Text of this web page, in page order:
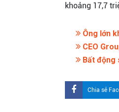
khoảng 17,7
Ông lớn
CEO
Bất động
Chia sẻ